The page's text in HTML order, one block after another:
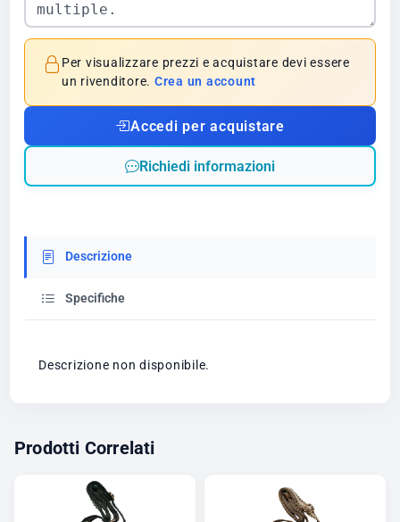
Per visualizzare prezzi e acquistare devi essere
un rivenditore. Crea un account
Accedi per acquistare
Richiedi informazioni
Descrizione
Specifiche
Descrizione non disponibile.
Prodotti Correlati